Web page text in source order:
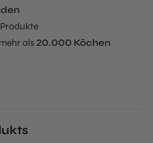
als20.000 Köchen